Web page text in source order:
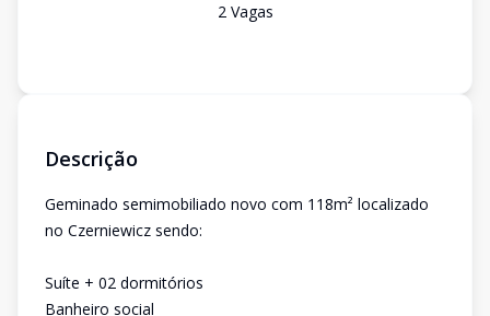
2Vagas
Descrição
Geminado semimobiliado novo com 118m² localizado
no Czerniewicz sendo:
Suíte + 02 dormitórios
Banheiro social